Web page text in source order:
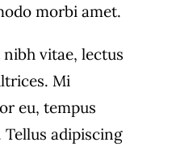
morbi amet.
vitae, lectus
Mi
eu, tempus
adipiscing